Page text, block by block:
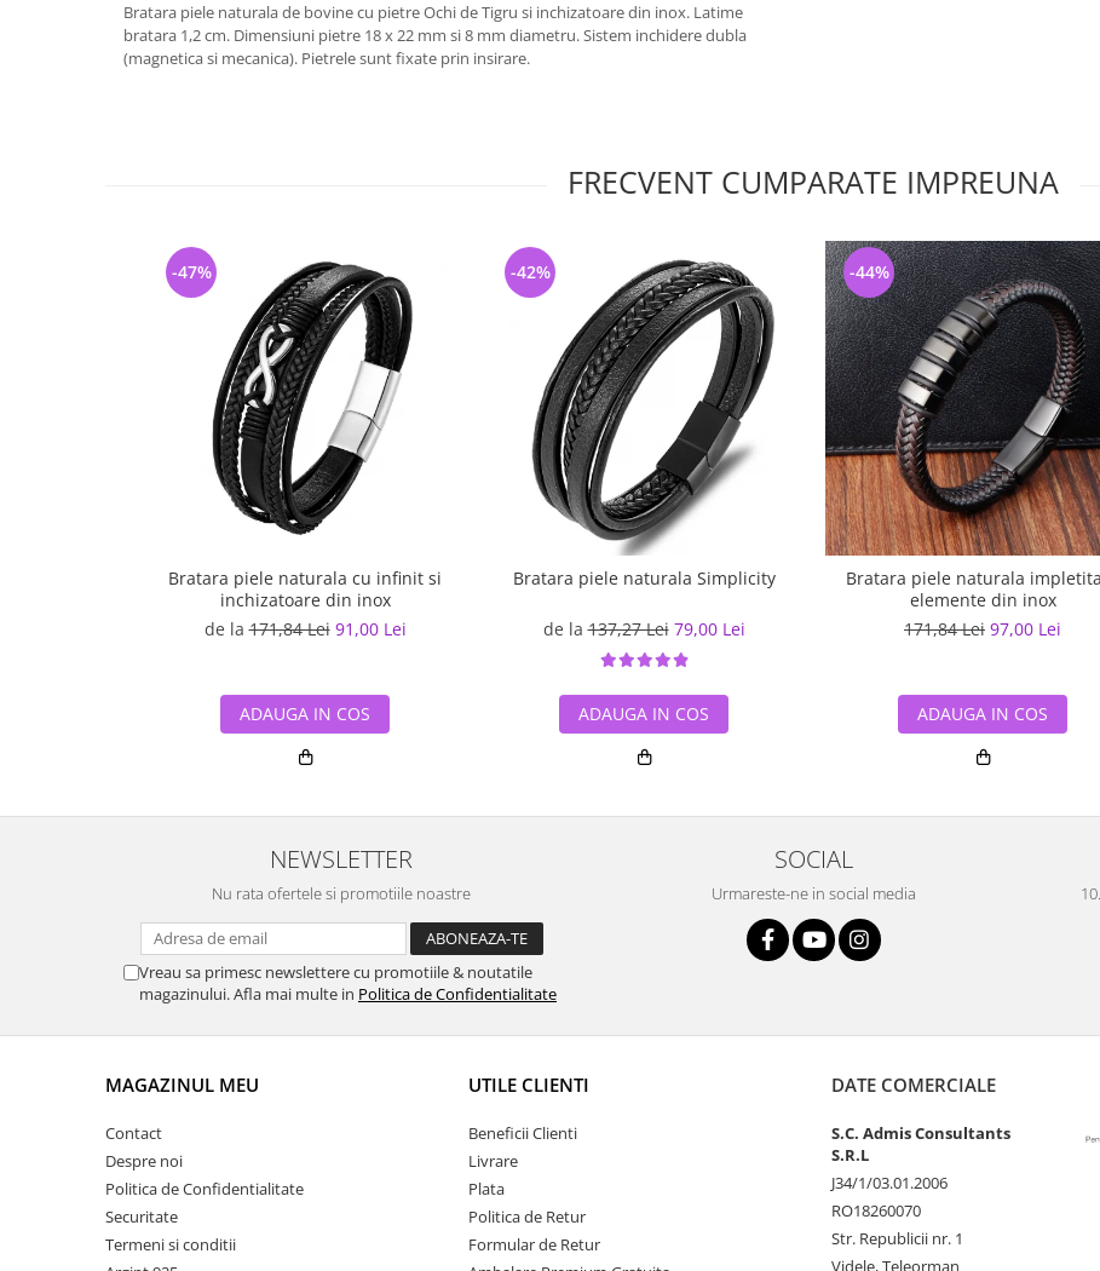
Bratara piele naturala de bovine cu pietre Ochi de Tigru si inchizatoare din inox. Latime
bratara 1,2 cm. Dimensiuni pietre 18 x 22 mm si 8 mm diametru. Sistem inchidere dubla
(magnetica si mecanica). Pietrele sunt fixate prin insirare.
FRECVENT CUMPARATE IMPREUNA
Bratara piele naturala cu infinit si
inchizatoare din inox
de la171,84 Lei 91,00 Lei
-47%
ADAUGA IN COS
Bratara piele naturala Simplicity
de la137,27 Lei 79,00 Lei
-42%
ADAUGA IN COS
Bratara piele naturala
elemente din inox
171,84 Lei 97,00 Lei
-44%
ADAUGA IN COS
NEWSLETTER
Nu rata ofertele si promotiile noastre
Vreau sa primesc newslettere cu promotiile & noutatile
magazinului. Afla mai multe in Politica de Confidentialitate
SOCIAL
Urmareste-ne in social media
MAGAZINUL MEU
Contact
Despre noi
Politica de Confidentialitate
Securitate
Termeni si conditii
UTILE CLIENTI
Beneficii Clienti
Livrare
Plata
Politica de Retur
Formular de Retur
DATE COMERCIALE
S.C. Admis Consultants
S.R.L
J34/1/03.01.2006
RO18260070
Str. Republicii nr. 1
Videle, Teleorman